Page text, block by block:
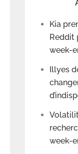
Kia
Reddit
week-
Illyes
week-